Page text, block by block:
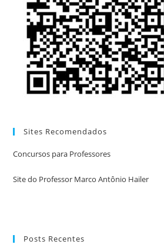
Sites Recomendados
Concursos para Professores
Site do Professor Marco Antônio Hailer
Posts Recentes